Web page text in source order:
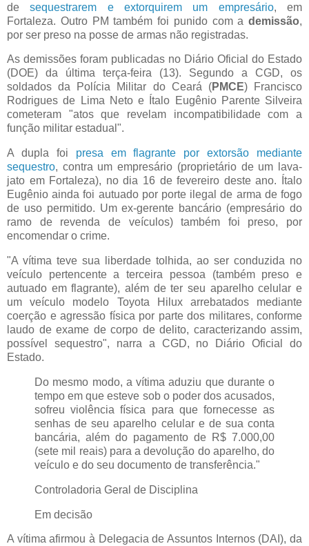
desequestrarem e extorquirem um empresário, em
Fortaleza. Outro PM também foi punido com a demissão,
por ser preso na posse de armas não registradas.
As demissões foram publicadas no Diário Oficial do Estado
(DOE) da última terça-feira (13). Segundo a CGD, os
soldados da Polícia Militar do Ceará (PMCE) Francisco
Rodrigues de Lima Neto e Ítalo Eugênio Parente Silveira
cometeram "atos que revelam incompatibilidade com a
função militar estadual".
A dupla foi presa em flagrante por extorsão mediante
sequestro, contra um empresário (proprietário de um lava-
jato em Fortaleza), no dia 16 de fevereiro deste ano. Ítalo
Eugênio ainda foi autuado por porte ilegal de arma de fogo
de uso permitido. Um ex-gerente bancário (empresário do
ramo de revenda de veículos) também foi preso, por
encomendar o crime.
"A vítima teve sua liberdade tolhida, ao ser conduzida no
veículo pertencente a terceira pessoa (também preso e
autuado em flagrante), além de ter seu aparelho celular e
um veículo modelo Toyota Hilux arrebatados mediante
coerção e agressão física por parte dos militares, conforme
laudo de exame de corpo de delito, caracterizando assim,
possível sequestro", narra a CGD, no Diário Oficial do
Estado.
Do mesmo modo, a vítima aduziu que durante o
tempo em que esteve sob o poder dos acusados,
sofreu violência física para que fornecesse as
senhas de seu aparelho celular e de sua conta
bancária, além do pagamento de R$ 7.000,00
(sete mil reais) para a devolução do aparelho, do
veículo e do seu documento de transferência."
Controladoria Geral de Disciplina
Em decisão
A vítima afirmou à Delegacia de Assuntos Internos (DAI), da